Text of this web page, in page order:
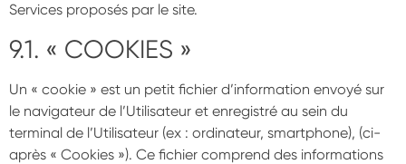
Services proposés par le site.
9.1. « COOKIES »
Un « cookie » est un petit fichier d’information envoyé sur
le navigateur de l’Utilisateur et enregistré au sein du
terminal de l’Utilisateur (ex : ordinateur, smartphone), (ci-
après « Cookies »). Ce fichier comprend des informations